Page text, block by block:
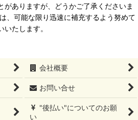
がありますが、どうかご了承くださいま
、可能な限り迅速に補充するよう努めて
たします。
会社概要
お問い合せ
"後払い"についてのお願
い